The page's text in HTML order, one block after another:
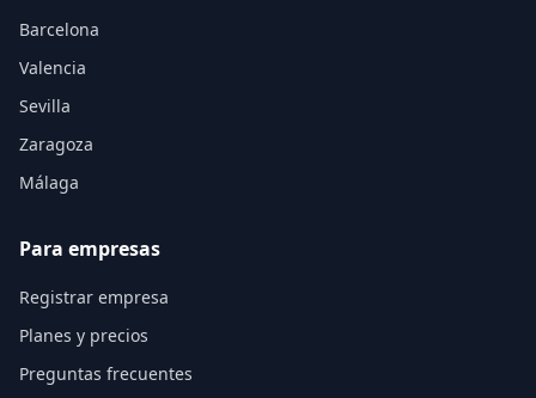
Barcelona
Valencia
Sevilla
Zaragoza
Málaga
Para empresas
Registrar empresa
Planes y precios
Preguntas frecuentes